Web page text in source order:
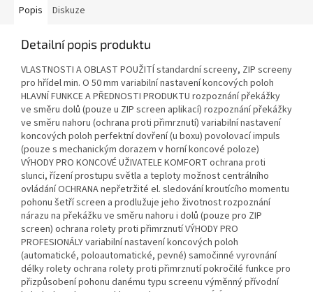
Popis Diskuze
Detailní popis produktu
VLASTNOSTI A OBLAST POUŽITÍ standardní screeny, ZIP screeny
pro hřídel min. O 50 mm variabilní nastavení koncových poloh
HLAVNÍ FUNKCE A PŘEDNOSTI PRODUKTU rozpoznání překážky
ve směru dolů (pouze u ZIP screen aplikací) rozpoznání překážky
ve směru nahoru (ochrana proti přimrznutí) variabilní nastavení
koncových poloh perfektní dovření (u boxu) povolovací impuls
(pouze s mechanickým dorazem v horní koncové poloze)
VÝHODY PRO KONCOVÉ UŽIVATELE KOMFORT ochrana proti
slunci, řízení prostupu světla a teploty možnost centrálního
ovládání OCHRANA nepřetržité el. sledování kroutícího momentu
pohonu šetří screen a prodlužuje jeho životnost rozpoznání
nárazu na překážku ve směru nahoru i dolů (pouze pro ZIP
screen) ochrana rolety proti přimrznutí VÝHODY PRO
PROFESIONÁLY variabilní nastavení koncových poloh
(automatické, poloautomatické, pevné) samočinné vyrovnání
délky rolety ochrana rolety proti přimrznutí pokročilé funkce pro
přizpůsobení pohonu danému typu screenu výměnný přívodní